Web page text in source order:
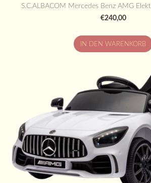
S.C.ALBACOM Mercedes Benz AMG
€240,00
IN DEN WARENKORB